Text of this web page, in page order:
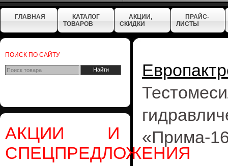
ГЛАВНАЯ
КАТАЛОГ
ТОВАРОВ
АКЦИИ,
СКИДКИ
ПРАЙС-
ЛИСТЫ
ПОИСК ПО САЙТУ
АКЦИИ И
СПЕЦПРЕДЛОЖЕНИЯ
«Прима-